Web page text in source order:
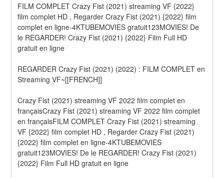
FILM COMPLET Crazy Fist (2021) streaming VF {2022}
film complet HD , Regarder Crazy Fist (2021) {2022} film
complet en ligne-4KTUBEMOVIES gratuit123MOVIES! De
le REGARDER! Crazy Fist (2021) {2022} Film Full HD
gratuit en ligne
REGARDER Crazy Fist (2021) (2022) : FILM COMPLET en
Streaming VF~[[FRENCH]]
Crazy Fist (2021) streaming VF 2022 film complet en
françaisCrazy Fist (2021) streaming VF 2022 film complet
en françaisFILM COMPLET Crazy Fist (2021) streaming
VF {2022} film complet HD , Regarder Crazy Fist (2021)
{2022} film complet en ligne-4KTUBEMOVIES
gratuit123MOVIES! De le REGARDER! Crazy Fist (2021)
{2022} Film Full HD gratuit en ligne